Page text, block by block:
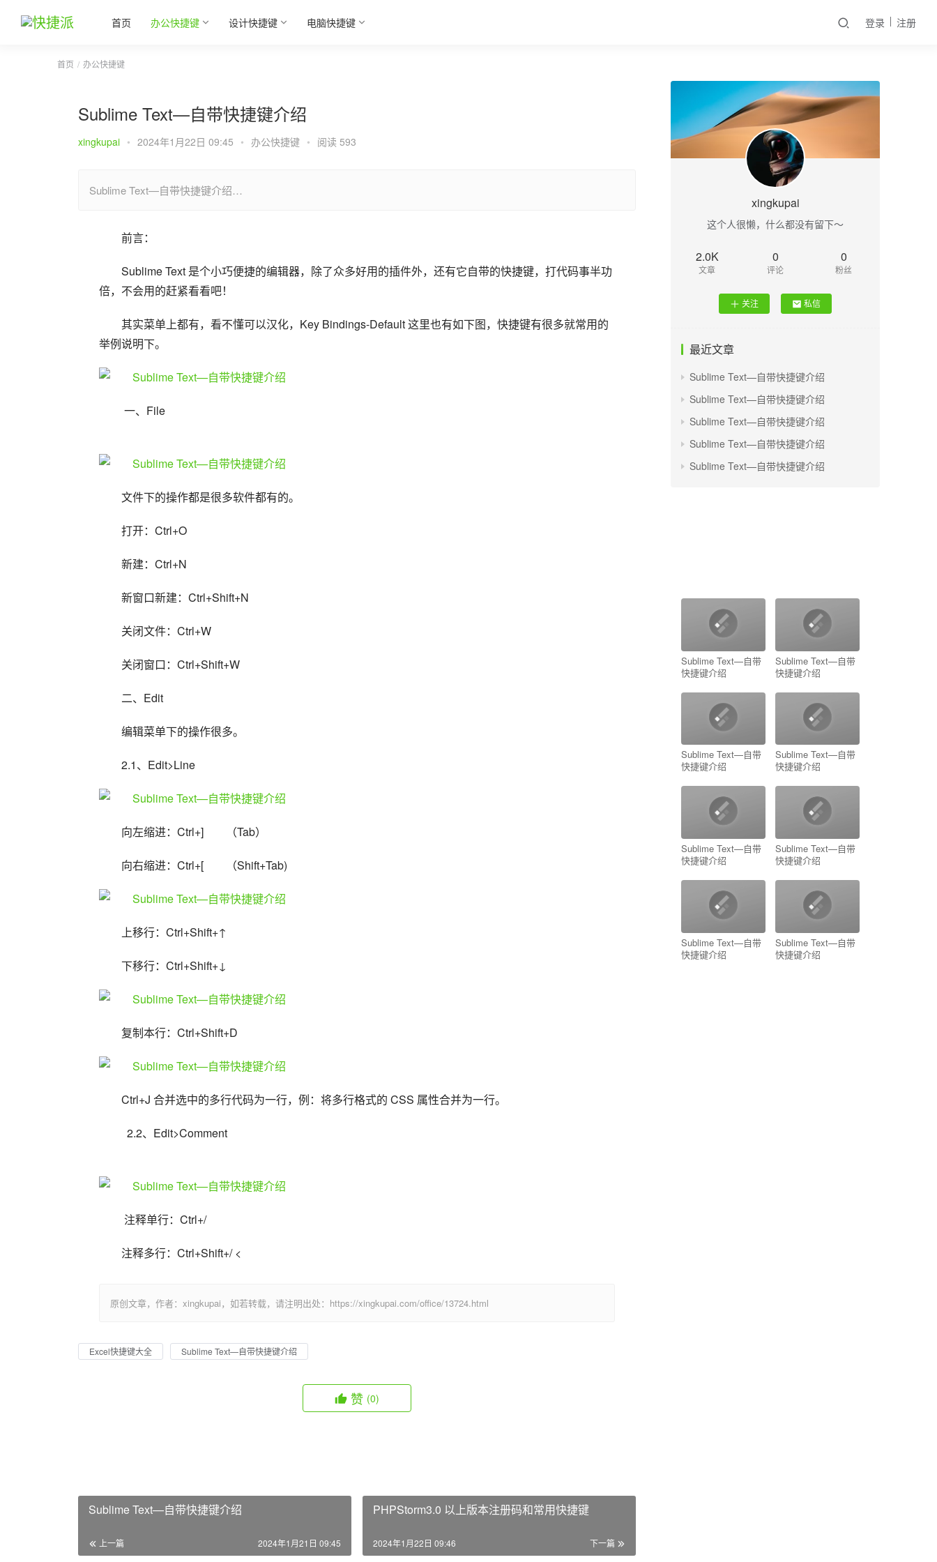
首页 办公快捷键 设计快捷键 电脑快捷键 登录 注册
首页 办公快捷键
Sublime Text—自带快捷键介绍
xingkupai • 2024年1月22日 09:45 • 办公快捷键 • 阅读 593
Sublime Text—自带快捷键介绍…
前言：
Sublime Text 是个小巧便捷的编辑器，除了众多好用的插件外，还有它自带的快捷键，打代码事半功
倍，不会用的赶紧看看吧！
其实菜单上都有，看不懂可以汉化，Key Bindings-Default 这里也有如下图，快捷键有很多就常用的
举例说明下。
一、File
文件下的操作都是很多软件都有的。
打开：Ctrl+O
新建：Ctrl+N
新窗口新建：Ctrl+Shift+N
关闭文件：Ctrl+W
关闭窗口：Ctrl+Shift+W
二、Edit
编辑菜单下的操作很多。
2.1、Edit>Line
向左缩进：Ctrl+]　　（Tab）
向右缩进：Ctrl+[　　（Shift+Tab)
上移行：Ctrl+Shift+↑
下移行：Ctrl+Shift+↓
复制本行：Ctrl+Shift+D
Ctrl+J 合并选中的多行代码为一行，例：将多行格式的 CSS 属性合并为一行。
  2.2、Edit>Comment
注释单行：Ctrl+/
注释多行：Ctrl+Shift+/ <
原创文章，作者：xingkupai，如若转载，请注明出处：https://xingkupai.com/office/13724.html
Excel快捷键大全 Sublime Text—自带快捷键介绍
赞 (0)
Sublime Text—自带快捷键介绍
上一篇 2024年1月21日 09:45
PHPStorm3.0 以上版本注册码和常用快捷键
下一篇
2024年1月22日 09:46
xingkupai
这个人很懒，什么都没有留下～
2.0K
文章
0
评论
0
粉丝
关注 私信
最近文章
Sublime Text—自带快捷键介绍
Sublime Text—自带快捷键介绍
Sublime Text—自带快捷键介绍
Sublime Text—自带快捷键介绍
Sublime Text—自带快捷键介绍
Sublime Text—自带
快捷键介绍
Sublime Text—自带
快捷键介绍
Sublime Text—自带
快捷键介绍
Sublime Text—自带
快捷键介绍
Sublime Text—自带
快捷键介绍
Sublime Text—自带
快捷键介绍
Sublime Text—自带
快捷键介绍
Sublime Text—自带
快捷键介绍